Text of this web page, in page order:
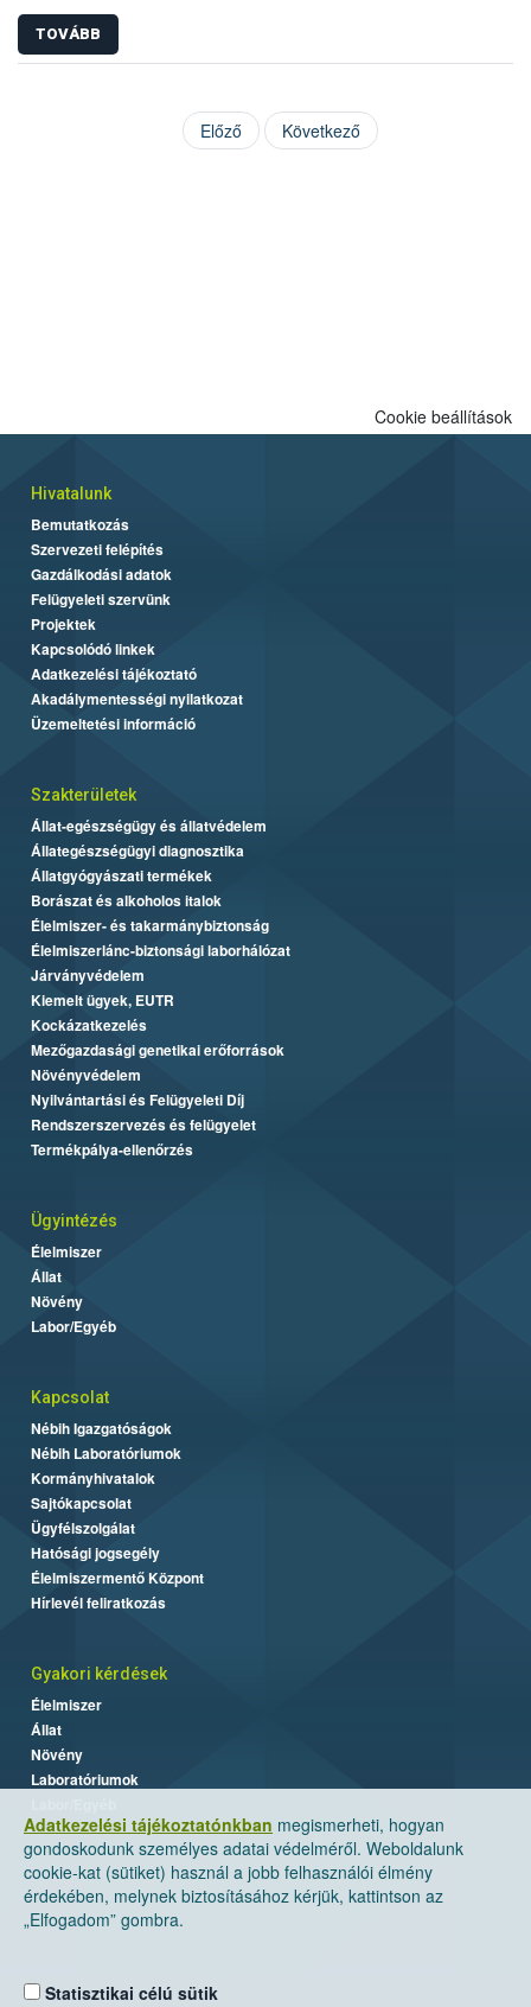
TOVÁBB
Előző Következő
Adatkezelési tájékoztatónkban megismerheti, hogyan
gondoskodunk személyes adatai védelméről. Weboldalunk
cookie-kat (sütiket) használ a jobb felhasználói élmény
érdekében, melynek biztosításához kérjük, kattintson az
„Elfogadom” gombra.
Statisztikai célú sütik
Cookie beállítások
Hivatalunk
Bemutatkozás
Szervezeti felépítés
Gazdálkodási adatok
Felügyeleti szervünk
Projektek
Kapcsolódó linkek
Adatkezelési tájékoztató
Akadálymentességi nyilatkozat
Üzemeltetési információ
Szakterületek
Állat-egészségügy és állatvédelem
Állategészségügyi diagnosztika
Állatgyógyászati termékek
Borászat és alkoholos italok
Élelmiszer- és takarmánybiztonság
Élelmiszerlánc-biztonsági laborhálózat
Járványvédelem
Kiemelt ügyek, EUTR
Kockázatkezelés
Mezőgazdasági genetikai erőforrások
Növényvédelem
Nyilvántartási és Felügyeleti Díj
Rendszerszervezés és felügyelet
Termékpálya-ellenőrzés
Ügyintézés
Élelmiszer
Állat
Növény
Labor/Egyéb
Kapcsolat
Nébih Igazgatóságok
Nébih Laboratóriumok
Kormányhivatalok
Sajtókapcsolat
Ügyfélszolgálat
Hatósági jogsegély
Élelmiszermentő Központ
Hírlevél feliratkozás
Gyakori kérdések
Élelmiszer
Állat
Növény
Laboratóriumok